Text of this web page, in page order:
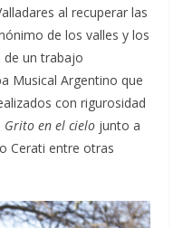
al recuperar las
de los valles y los
de un trabajo
Musical Argentino que
con rigurosidad
Grito en el cielo junto a
Cerati entre otras